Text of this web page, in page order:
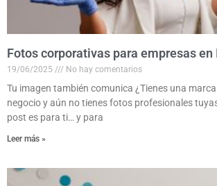
Fotos corporativas para empresas en
19/06/2025 No hay comentarios
Tu imagen también comunica ¿Tienes una
negocio y aún no tienes fotos profesionales
post es para ti… y para
Leer más »